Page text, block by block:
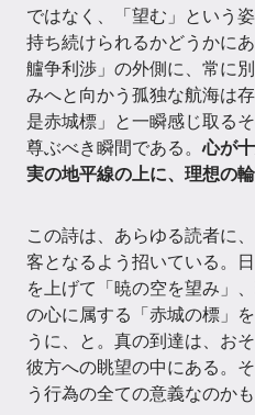
ではなく、「望む」という
持ち続けられるかどうかに
艫争利渉」の外側に、常に
みへと向かう孤独な航海は
是赤城標」と一瞬感じ取る
尊ぶべき瞬間である。心が
実の地平線の上に、理想の
この詩は、あらゆる読者に
客となるよう招いている。
を上げて「暁の空を望み」
の心に属する「赤城の標」
うに、と。真の到達は、お
彼方への眺望の中にある。
う行為の全ての意義なのかも